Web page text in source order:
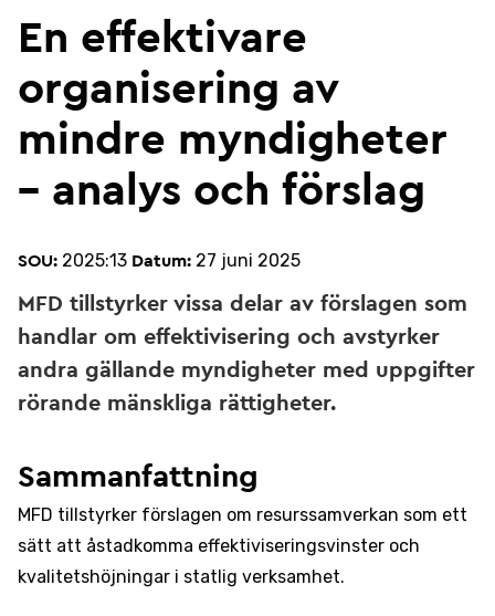
En effektivare
organisering av
mindre myndigheter
– analys och förslag
SOU: 2025:13 Datum: 27 juni 2025
MFD tillstyrker vissa delar av förslagen som
handlar om effektivisering och avstyrker
andra gällande myndigheter med uppgifter
rörande mänskliga rättigheter.
Sammanfattning
MFD tillstyrker förslagen om resurssamverkan som ett
sätt att åstadkomma effektiviseringsvinster och
kvalitetshöjningar i statlig verksamhet.